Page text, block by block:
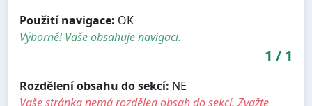
Použití navigace: OK
Výborně! Vaše obsahuje navigaci.
1 / 1
Rozdělení obsahu do sekcí: NE
Vaše stránka nemá rozdělen obsah do sekcí. Zvažte